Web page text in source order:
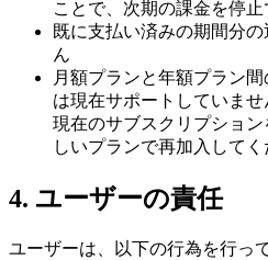
ことで、次期の課金を停止
既に支払い済みの期間分
ん
月額プランと年額プラン
は現在サポートしていませ
現在のサブスクリプショ
しいプランで再加入してく
4. ユーザーの責任
ユーザーは、以下の行為を行っ